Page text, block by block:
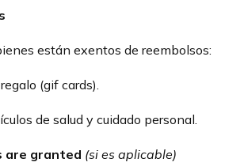
están exentos de reembolsos:
(gif cards).
de salud y cuidado personal.
are granted (si es aplicable)